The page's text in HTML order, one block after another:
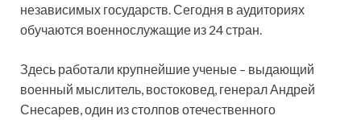
независимых государств. Сегодня в аудиториях
обучаются военнослужащие из 24 стран.
Здесь работали крупнейшие ученые – выдающий
военный мыслитель, востоковед, генерал Андрей
Снесарев, один из столпов отечественного